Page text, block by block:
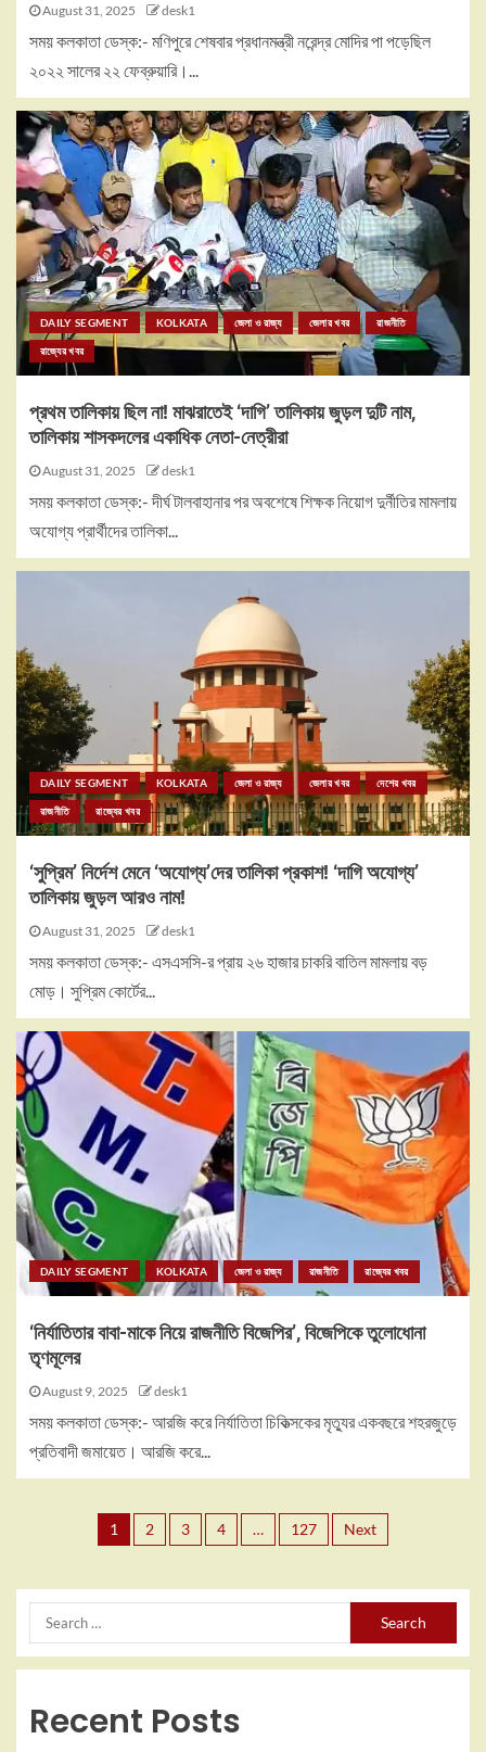
August 31, 2025 desk1
সময় কলকাতা ডেস্ক:- মণিপুরে শেষবার প্রধানমন্ত্রী নরেন্দ্র মোদির পা পড়েছিল
২০২২ সালের ২২ ফেব্রুয়ারি।...
DAILY SEGMENT KOLKATA জেলা ও রাজ্য জেলার খবর রাজনীতি
রাজ্যের খবর
প্রথম তালিকায় ছিল না! মাঝরাতেই ‘দাগি’ তালিকায় জুড়ল দুটি নাম,
তালিকায় শাসকদলের একাধিক নেতা-নেত্রীরা
August 31, 2025 desk1
সময় কলকাতা ডেস্ক:- দীর্ঘ টালবাহানার পর অবশেষে শিক্ষক নিয়োগ দুর্নীতির মামলায়
অযোগ্য প্রার্থীদের তালিকা...
DAILY SEGMENT KOLKATA জেলা ও রাজ্য জেলার খবর দেশের খবর
রাজনীতি রাজ্যের খবর
‘সুপ্রিম’ নির্দেশ মেনে ‘অযোগ্য’দের তালিকা প্রকাশ! ‘দাগি অযোগ্য’
তালিকায় জুড়ল আরও নাম!
August 31, 2025 desk1
সময় কলকাতা ডেস্ক:- এসএসসি-র প্রায় ২৬ হাজার চাকরি বাতিল মামলায় বড়
মোড়। সুপ্রিম কোর্টের...
DAILY SEGMENT KOLKATA জেলা ও রাজ্য রাজনীতি রাজ্যের খবর
‘নির্যাতিতার বাবা-মাকে নিয়ে রাজনীতি বিজেপির’, বিজেপিকে তুলোধোনা
তৃণমূলের
August 9, 2025 desk1
সময় কলকাতা ডেস্ক:- আরজি করে নির্যাতিতা চিকিত্সকের মৃত্যুর একবছরে শহরজুড়ে
প্রতিবাদী জমায়েত। আরজি করে...
1 2 3 4 … 127 Next
Recent Posts